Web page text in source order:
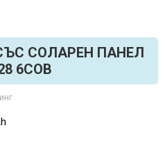
СОЛАРЕН ПАНЕЛ
6COB